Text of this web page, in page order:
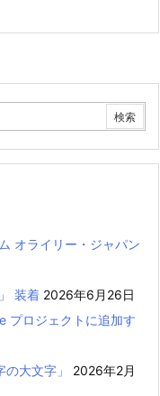
オライリー・ジャパン
装着 2026年6月26日
プロジェクトに追加す
大文字」
2026年2月